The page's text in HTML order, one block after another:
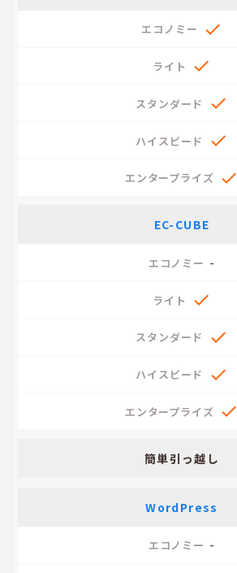





EC-CUBE
-




簡単引っ越し
WordPress
-